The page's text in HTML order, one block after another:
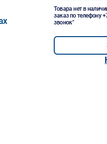
Товара нет в
заказ по телефону
звонок"